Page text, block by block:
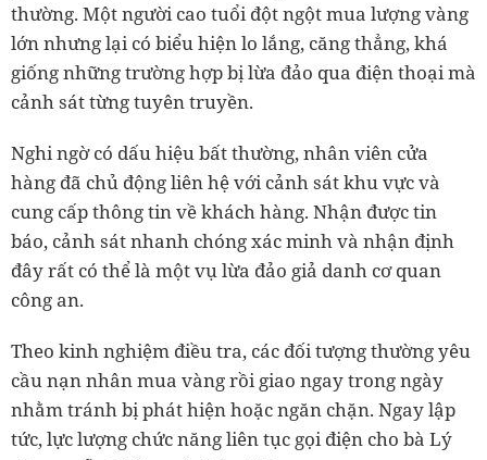
thường. Một người cao tuổi đột ngột mua lượng vàng
lớn nhưng lại có biểu hiện lo lắng, căng thẳng, khá
giống những trường hợp bị lừa đảo qua điện thoại mà
cảnh sát từng tuyên truyền.
Nghi ngờ có dấu hiệu bất thường, nhân viên cửa
hàng đã chủ động liên hệ với cảnh sát khu vực và
cung cấp thông tin về khách hàng. Nhận được tin
báo, cảnh sát nhanh chóng xác minh và nhận định
đây rất có thể là một vụ lừa đảo giả danh cơ quan
công an.
Theo kinh nghiệm điều tra, các đối tượng thường yêu
cầu nạn nhân mua vàng rồi giao ngay trong ngày
nhằm tránh bị phát hiện hoặc ngăn chặn. Ngay lập
tức, lực lượng chức năng liên tục gọi điện cho bà Lý